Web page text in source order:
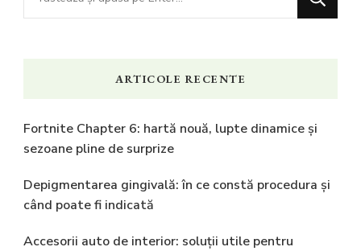
ceva?
ARTICOLE RECENTE
Fortnite Chapter 6: hartă nouă, lupte dinamice și
sezoane pline de surprize
Depigmentarea gingivală: în ce constă procedura și
când poate fi indicată
Accesorii auto de interior: soluții utile pentru